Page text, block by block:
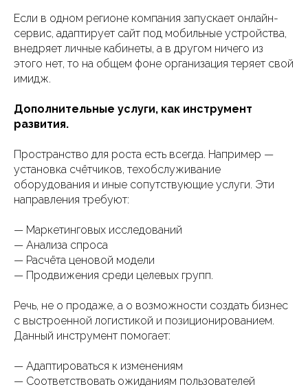
Если в одном регионе компания запускает онлайн-
сервис, адаптирует сайт под мобильные устройства,
внедряет личные кабинеты, а в другом ничего из
этого нет, то на общем фоне организация теряет свой
имидж.
Дополнительные услуги, как инструмент
развития.
Пространство для роста есть всегда. Например —
установка счётчиков, техобслуживание
оборудования и иные сопутствующие услуги. Эти
направления требуют:
— Маркетинговых исследований
— Анализа спроса
— Расчёта ценовой модели
— Продвижения среди целевых групп.
Речь, не о продаже, а о возможности создать бизнес
с выстроенной логистикой и позиционированием.
Данный инструмент помогает:
— Адаптироваться к изменениям
— Соответствовать ожиданиям пользователей